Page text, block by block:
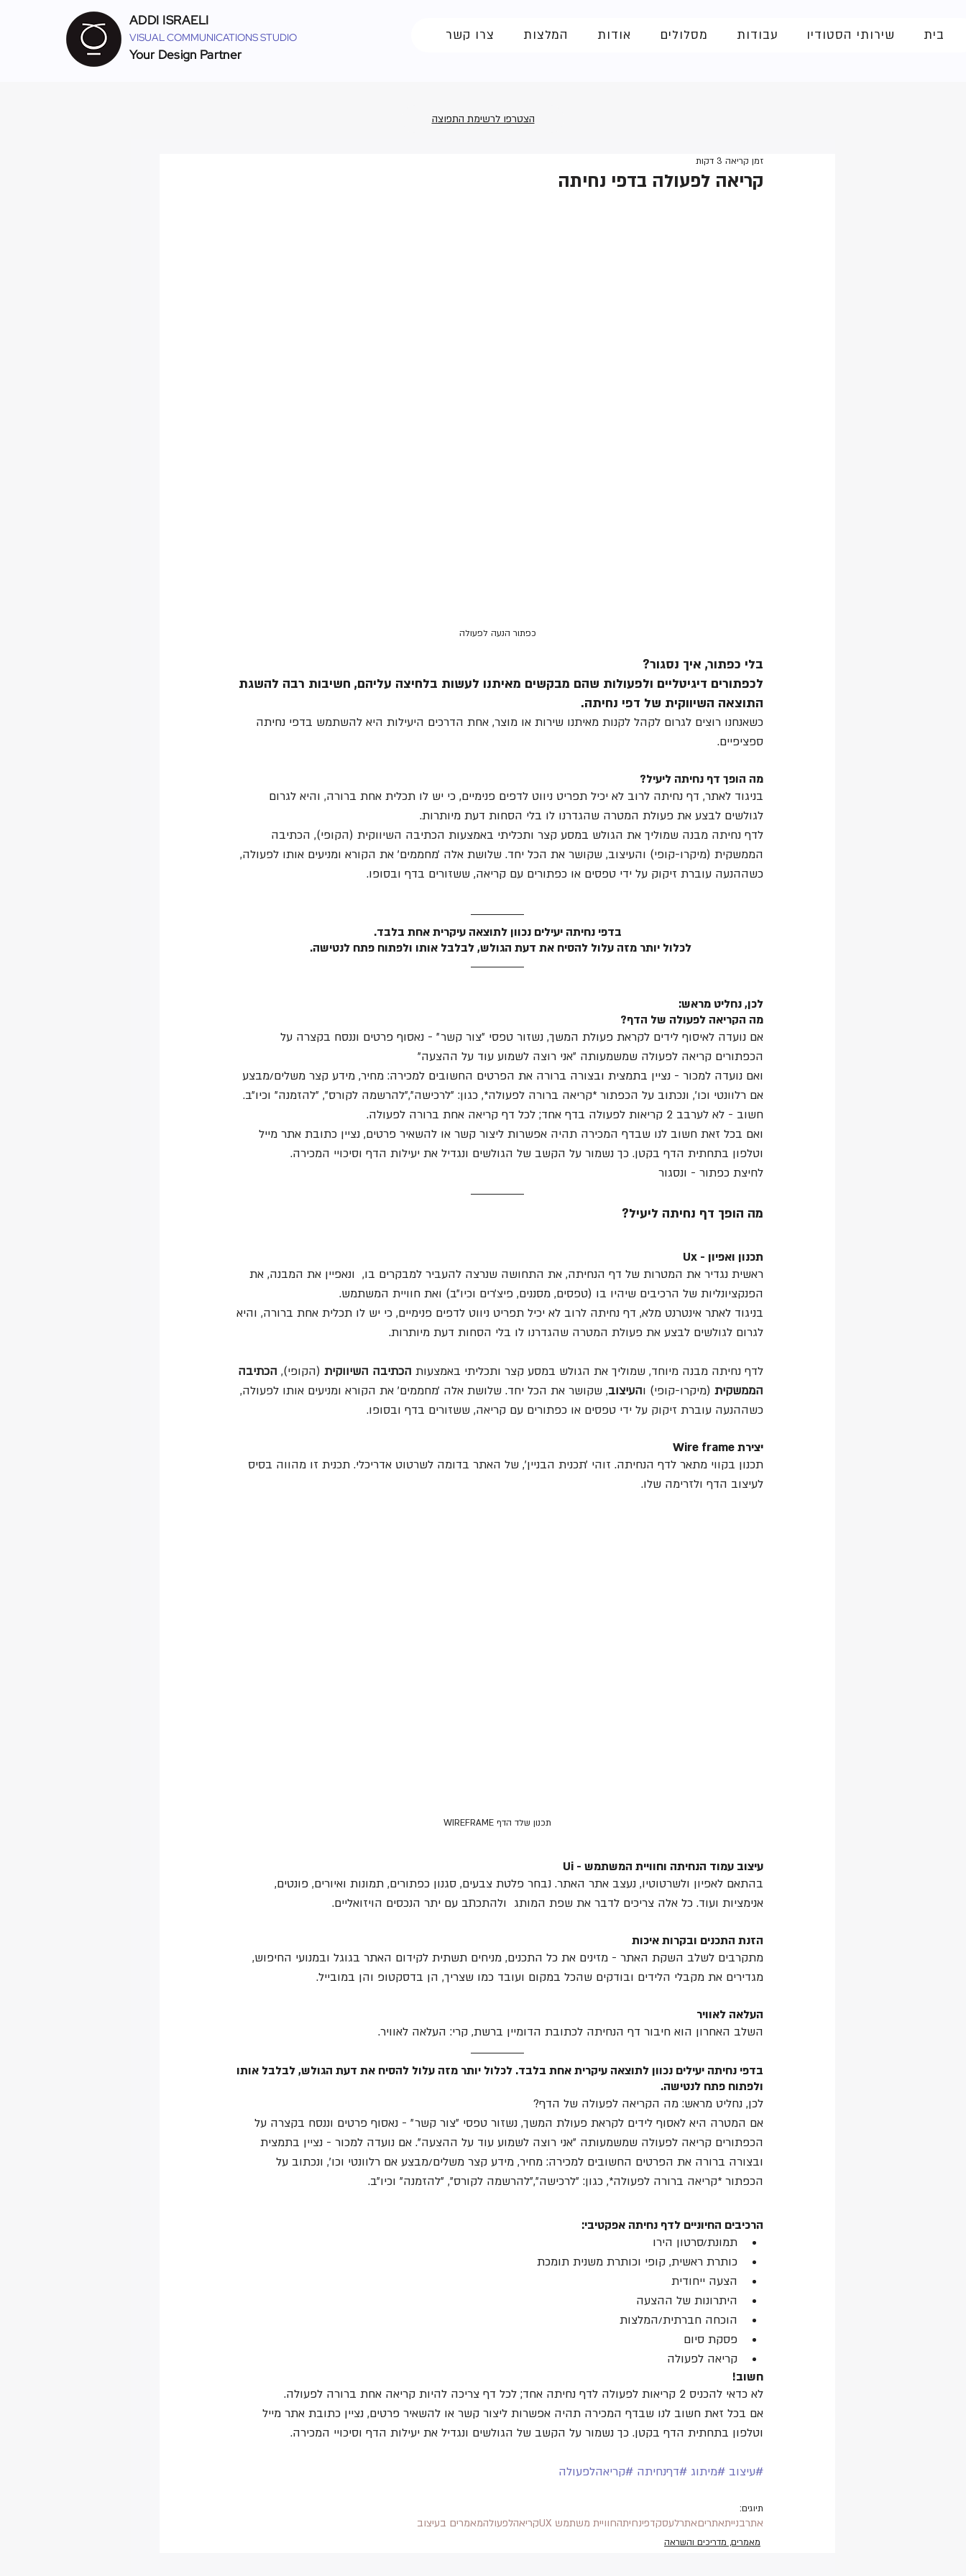
ADDI ISRAELI
VISUAL COMMUNICATIONS STUDIO
Your Design Partner
בית שירותי הסטודיו עבודות מסלולים אודות המלצות צרו קשר
קריאה לפעולה בדפי נחיתה
זמן קריאה 3 דקות
כפתור הנעה לפעולה
בלי כפתור, איך נסגור?
לכפתורים דיגיטליים ולפעולות שהם מבקשים מאיתנו לעשות בלחיצה עליהם, חשיבות רבה להשגת
התוצאה השיווקית של דפי נחיתה.
כשאנחנו רוצים לגרום לקהל לקנות מאיתנו שירות או מוצר, אחת הדרכים היעילות היא להשתמש בדפי נחיתה
ספציפיים.
מה הופך דף נחיתה ליעיל?
בניגוד לאתר, דף נחיתה לרוב לא יכיל תפריט ניווט לדפים פנימיים, כי יש לו תכלית אחת ברורה, והיא לגרום
לגולשים לבצע את פעולת המטרה שהגדרנו לו בלי הסחות דעת מיותרות.
לדף נחיתה מבנה שמוליך את הגולש במסע קצר ותכליתי באמצעות הכתיבה השיווקית (הקופי), הכתיבה
הממשקית (מיקרו-קופי) והעיצוב, שקושר את הכל יחד. שלושת אלה ׳מחממים׳ את הקורא ומניעים אותו לפעולה,
כשההנעה עוברת זיקוק על ידי טפסים או כפתורים עם קריאה, ששזורים בדף ובסופו.
לכלול יותר מזה עלול להסיח את דעת הגולש, לבלבל אותו ולפתוח פתח לנטישה.
לכן, נחליט מראש:
מה הקריאה לפעולה של הדף?
אם נועדה לאיסוף לידים לקראת פעולת המשך, נשזור טפסי ״צור קשר״ - נאסוף פרטים וננסח בקצרה על
הכפתורים קריאה לפעולה שמשמעותה ״אני רוצה לשמוע עוד על ההצעה״
ואם נועדה למכור - נציין בתמצית ובצורה ברורה את הפרטים החשובים למכירה: מחיר, מידע קצר משלים/מבצע
אם רלוונטי וכו׳, ונכתוב על הכפתור *קריאה ברורה לפעולה*, כגון: ״לרכישה״,״להרשמה לקורס״, ״להזמנה״ וכיו״ב.
חשוב - לא לערבב 2 קריאות לפעולה בדף אחד; לכל דף קריאה אחת ברורה לפעולה.
ואם בכל זאת חשוב לנו שבדף המכירה תהיה אפשרות ליצור קשר או להשאיר פרטים, נציין כתובת אתר מייל
וטלפון בתחתית הדף בקטן. כך נשמור על הקשב של הגולשים ונגדיל את יעילות הדף וסיכויי המכירה.
לחיצת כפתור - ונסגור
מה הופך דף נחיתה ליעיל?
תכנון ואפיון - Ux
ראשית נגדיר את המטרות של דף הנחיתה, את התחושה שנרצה להעביר למבקרים בו,  ונאפיין את המבנה, את
הפנקציונליות של הרכיבים שיהיו בו (טפסים, מסננים, פיצ׳רים וכיו״ב) ואת חוויית המשתמש.
בניגוד לאתר אינטרנט מלא, דף נחיתה לרוב לא יכיל תפריט ניווט לדפים פנימיים, כי יש לו תכלית אחת ברורה, והיא
לגרום לגולשים לבצע את פעולת המטרה שהגדרנו לו בלי הסחות דעת מיותרות.
לדף נחיתה מבנה מיוחד, שמוליך את הגולש במסע קצר ותכליתי באמצעות הכתיבה השיווקית (הקופי), הכתיבה
הממשקית (מיקרו-קופי) והעיצוב, שקושר את הכל יחד. שלושת אלה ׳מחממים׳ את הקורא ומניעים אותו לפעולה,
כשההנעה עוברת זיקוק על ידי טפסים או כפתורים עם קריאה, ששזורים בדף ובסופו.
יצירת Wire frame
תכנון בקווי מתאר לדף הנחיתה. זוהי ׳תכנית הבניין׳, של האתר בדומה לשרטוט אדריכלי. תכנית זו מהווה בסיס
לעיצוב הדף ולזרימה שלו.
תכנון שלד הדף WIREFRAME
עיצוב עמוד הנחיתה וחוויית המשתמש - Ui
בהתאם לאפיון ולשרטוטיו, נעצב אתר האתר. נבחר פלטת צבעים, סגנון כפתורים, תמונות ואיורים, פונטים,
אנימציות ועוד. כל אלה צריכים לדבר את שפת המותג  ולהתכתב עם יתר הנכסים הויזואליים.
הזנת התכנים ובקרות איכות
מתקרבים לשלב השקת האתר - מזינים את כל התכנים, מניחים תשתית לקידום האתר בגוגל ובמנועי החיפוש,
מגדירים את מקבלי הלידים ובודקים שהכל במקום ועובד כמו שצריך, הן בדסקטופ והן במובייל.
העלאה לאוויר
השלב האחרון הוא חיבור דף הנחיתה לכתובת הדומיין ברשת, קרי: העלאה לאוויר.
בדפי נחיתה יעילים נכוון לתוצאה עיקרית אחת בלבד. לכלול יותר מזה עלול להסיח את דעת הגולש, לבלבל אותו
ולפתוח פתח לנטישה.
לכן, נחליט מראש: מה הקריאה לפעולה של הדף?
אם המטרה היא לאסוף לידים לקראת פעולת המשך, נשזור טפסי ״צור קשר״ - נאסוף פרטים וננסח בקצרה על
הכפתורים קריאה לפעולה שמשמעותה ״אני רוצה לשמוע עוד על ההצעה״. אם נועדה למכור - נציין בתמצית
ובצורה ברורה את הפרטים החשובים למכירה: מחיר, מידע קצר משלים/מבצע אם רלוונטי וכו׳, ונכתוב על
הכפתור *קריאה ברורה לפעולה*, כגון: ״לרכישה״,״להרשמה לקורס״, ״להזמנה״ וכיו״ב.
הרכיבים החיוניים לדף נחיתה אפקטיבי:
תמונת/סרטון הירו
כותרת ראשית, קופי וכותרת משנית תומכת
הצעה ייחודית
היתרונות של ההצעה
הוכחה חברתית/המלצות
פסקת סיום
קריאה לפעולה
חשוב!
לא כדאי להכניס 2 קריאות לפעולה לדף נחיתה אחד; לכל דף צריכה להיות קריאה אחת ברורה לפעולה.
אם בכל זאת חשוב לנו שבדף המכירה תהיה אפשרות ליצור קשר או להשאיר פרטים, נציין כתובת אתר מייל
וטלפון בתחתית הדף בקטן. כך נשמור על הקשב של הגולשים ונגדיל את יעילות הדף וסיכויי המכירה.
#עיצוב #מיתוג #דףנחיתה #קריאהלפעולה
תיוגים:
אתרבנייתאתריםאתרלעסקדפינחיתהחוויית משתמש UX קריאהלפעולהמאמרים בעיצוב
מאמרים, מדריכים והשראה
הצטרפו לרשימת התפוצה